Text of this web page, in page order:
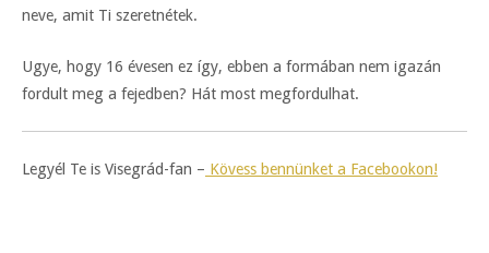
neve, amit Ti szeretnétek.
Ugye, hogy 16 évesen ez így, ebben a formában nem igazán
fordult meg a fejedben? Hát most megfordulhat.
Legyél Te is Visegrád-fan – Kövess bennünket a Facebookon!